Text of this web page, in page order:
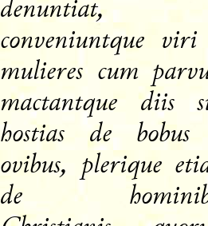
denuntiat,
conveniuntque
mulieres cum
mactantque diis
hostias de
ovibus, plerique
de